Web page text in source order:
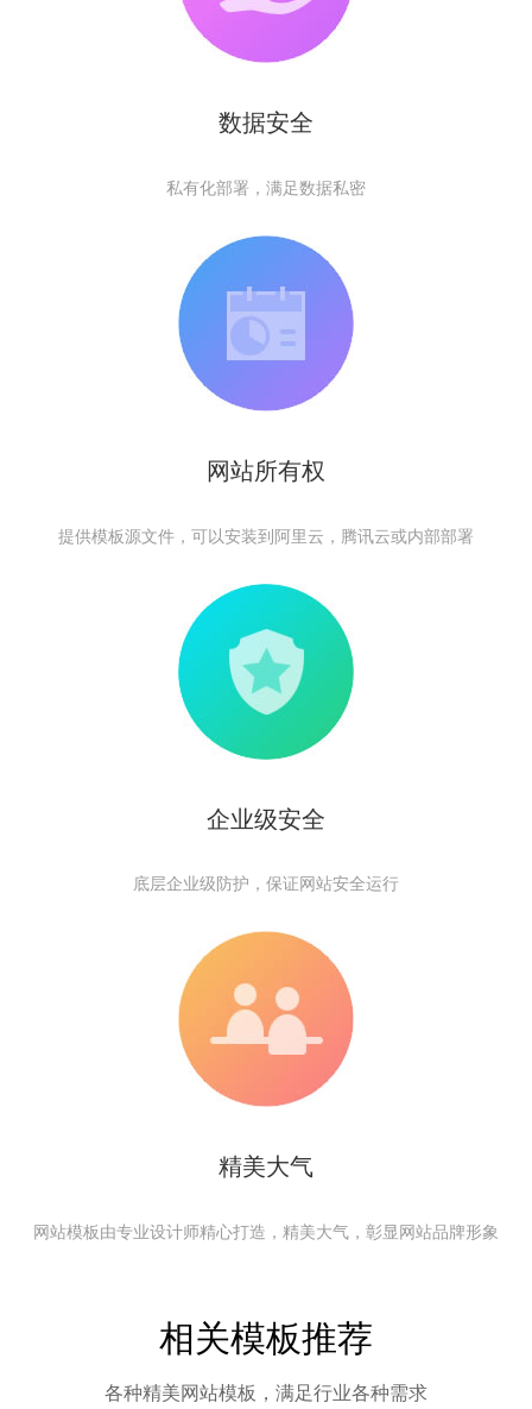
数据安全
私有化部署，满足数据私密
网站所有权
提供模板源文件，可以安装到阿里云，腾讯云或内部部署
企业级安全
底层企业级防护，保证网站安全运行
精美大气
网站模板由专业设计师精心打造，精美大气，彰显网站品牌形象
相关模板推荐
各种精美网站模板，满足行业各种需求